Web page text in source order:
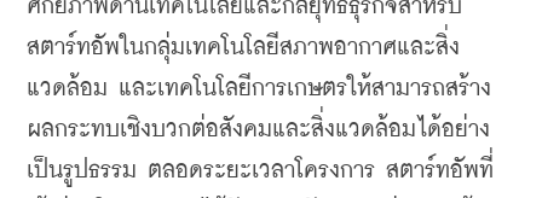
ศักยภาพด้านเทคโนโลยีและกลยุทธ์ธุรกิจสำหรับ
สตาร์ทอัพในกลุ่มเทคโนโลยีสภาพอากาศและสิ่ง
แวดล้อม และเทคโนโลยีการเกษตรให้สามารถสร้าง
ผลกระทบเชิงบวกต่อสังคมและสิ่งแวดล้อมได้อย่าง
เป็นรูปธรรม ตลอดระยะเวลาโครงการ สตาร์ทอัพที่